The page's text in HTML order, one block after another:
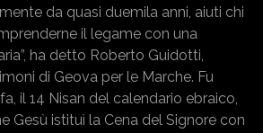
da quasi duemila anni, aiuti chi
il legame con una
ha detto Roberto Guidotti,
di Geova per le Marche. Fu
il 14 Nisan del calendario ebraico,
Gesù istituì la Cena del Signore con